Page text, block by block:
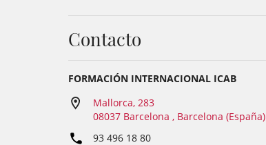
Contacto
FORMACIÓN INTERNACIONAL ICAB
Mallorca, 283
08037 Barcelona , Barcelona (España)
93 496 18 80